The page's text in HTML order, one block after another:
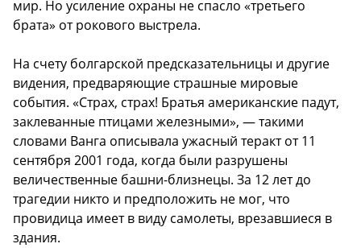
мир. Но усиление охраны не спасло «третьего
брата» от рокового выстрела.
На счету болгарской предсказательницы и другие
видения, предваряющие страшные мировые
события. «Страх, страх! Братья американские падут,
заклеванные птицами железными», — такими
словами Ванга описывала ужасный теракт от 11
сентября 2001 года, когда были разрушены
величественные башни-близнецы. За 12 лет до
трагедии никто и предположить не мог, что
провидица имеет в виду самолеты, врезавшиеся в
здания.